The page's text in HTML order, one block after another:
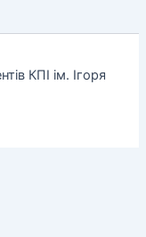
КПІ ім. Ігоря